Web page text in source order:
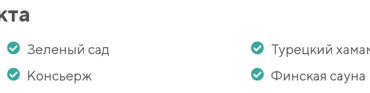
Зеленый сад
Консьерж
Турецкий
Финская сауна